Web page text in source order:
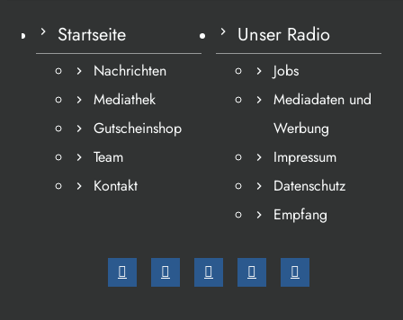
Startseite
Nachrichten
Mediathek
Gutscheinshop
Team
Kontakt
Unser Radio
Jobs
Mediadaten und
Werbung
Impressum
Datenschutz
Empfang